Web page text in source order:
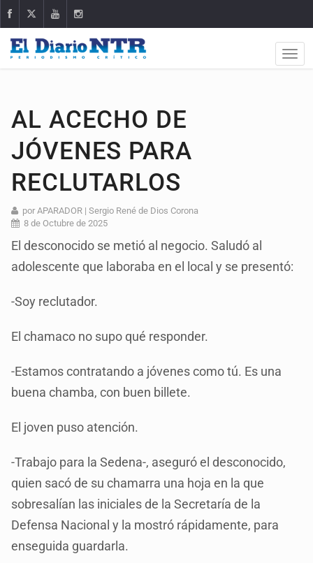
AL ACECHO DE
JÓVENES PARA
RECLUTARLOS
por APARADOR | Sergio René de Dios Corona
8 de Octubre de 2025
El desconocido se metió al negocio. Saludó al
adolescente que laboraba en el local y se presentó:
-Soy reclutador.
El chamaco no supo qué responder.
-Estamos contratando a jóvenes como tú. Es una
buena chamba, con buen billete.
El joven puso atención.
-Trabajo para la Sedena-, aseguró el desconocido,
quien sacó de su chamarra una hoja en la que
sobresalían las iniciales de la Secretaría de la
Defensa Nacional y la mostró rápidamente, para
enseguida guardarla.